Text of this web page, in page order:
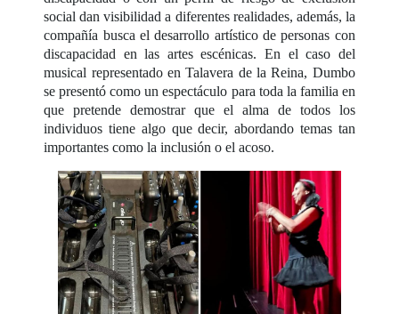
social dan visibilidad a diferentes realidades, además, la
compañía busca el desarrollo artístico de personas con
discapacidad en las artes escénicas. En el caso del
musical representado en Talavera de la Reina, Dumbo
se presentó como un espectáculo para toda la familia en
que pretende demostrar que el alma de todos los
individuos tiene algo que decir, abordando temas tan
importantes como la inclusión o el acoso.